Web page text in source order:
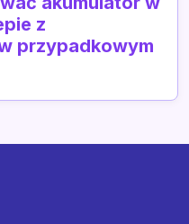
z
przypadkowym